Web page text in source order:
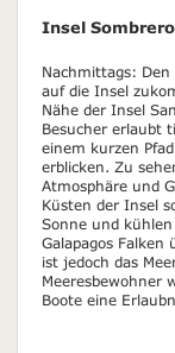
Insel
Nachmittags:
auf die Insel
Nähe der Insel
Besucher erlaubt
einem kurzen
erblicken. Zu
Atmosphäre und
Küsten der Insel
Sonne und
Galapagos
ist jedoch das
Meeresbewohner
Boote eine